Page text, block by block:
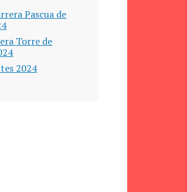
Pascua de
Torre de
2024